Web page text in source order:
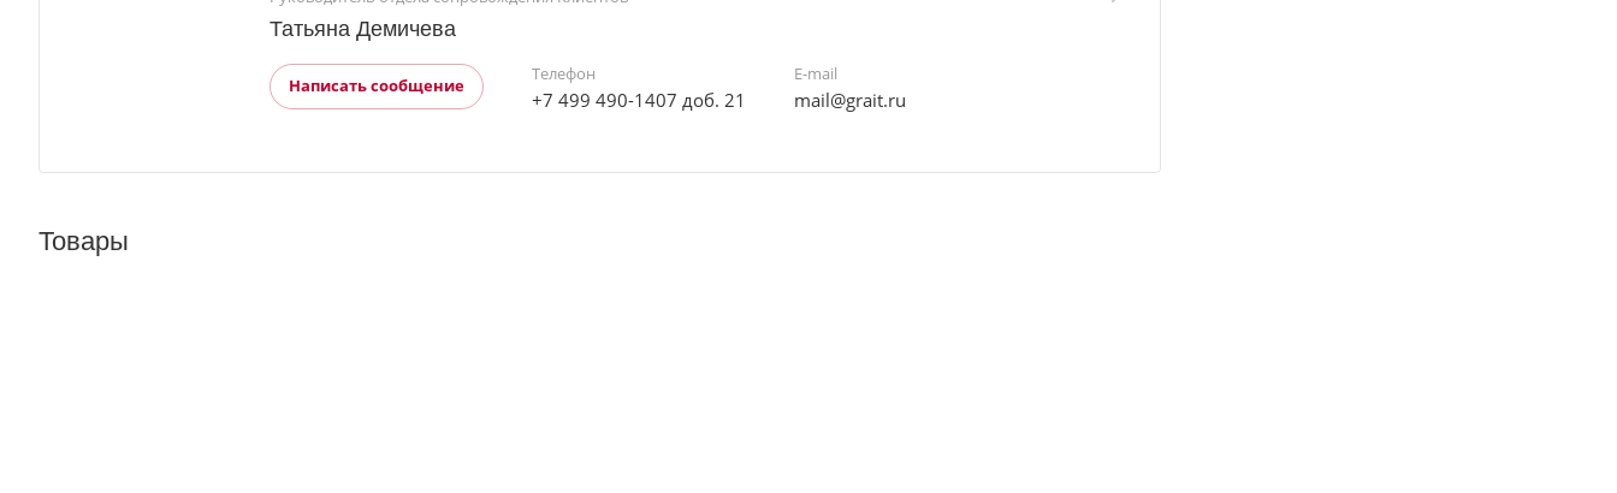
Татьяна Демичева
Написать сообщение
Телефон
+7 499 490-1407 доб. 21
E-mail
mail@grait.ru
Товары